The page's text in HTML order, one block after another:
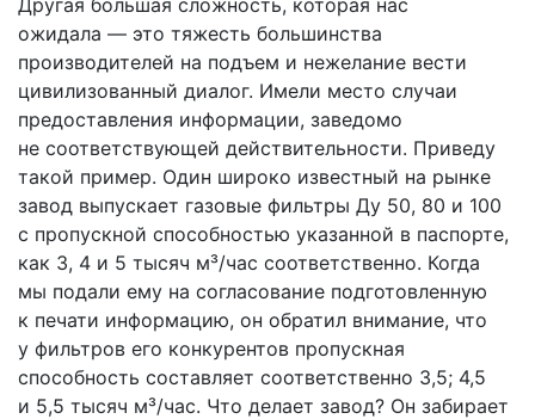
ожидала — это тяжесть большинства
производителей на подъем и нежелание вести
цивилизованный диалог. Имели место случаи
предоставления информации, заведомо
не соответствующей действительности. Приведу
такой пример. Один широко известный на рынке
завод выпускает газовые фильтры Ду 50, 80 и 100
с пропускной способностью указанной в паспорте,
как 3, 4 и 5 тысяч м³/час соответственно. Когда
мы подали ему на согласование подготовленную
к печати информацию, он обратил внимание, что
у фильтров его конкурентов пропускная
способность составляет соответственно 3,5; 4,5
и 5,5 тысяч м³/час. Что делает завод? Он забирает